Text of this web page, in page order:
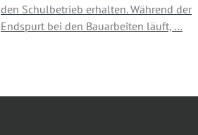
den Schulbetrieb erhalten. Während der
Endspurt bei den Bauarbeiten läuft, …